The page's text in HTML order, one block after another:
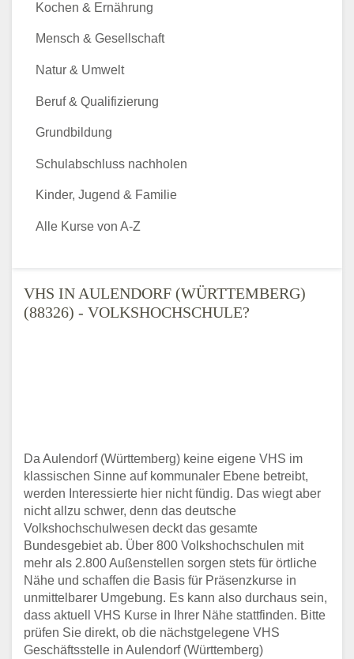
VHS IN AULENDORF (WÜRTTEMBERG)
(88326) - VOLKSHOCHSCHULE?
Da Aulendorf (Württemberg) keine eigene VHS im
klassischen Sinne auf kommunaler Ebene betreibt,
werden Interessierte hier nicht fündig. Das wiegt aber
nicht allzu schwer, denn das deutsche
Volkshochschulwesen deckt das gesamte
Bundesgebiet ab. Über 800 Volkshochschulen mit
mehr als 2.800 Außenstellen sorgen stets für örtliche
Nähe und schaffen die Basis für Präsenzkurse in
unmittelbarer Umgebung. Es kann also durchaus sein,
dass aktuell VHS Kurse in Ihrer Nähe stattfinden. Bitte
prüfen Sie direkt, ob die nächstgelegene VHS
Geschäftsstelle in Aulendorf (Württemberg)
Kochen & Ernährung
Mensch & Gesellschaft
Natur & Umwelt
Beruf & Qualifizierung
Grundbildung
Schulabschluss nachholen
Kinder, Jugend & Familie
Alle Kurse von A-Z